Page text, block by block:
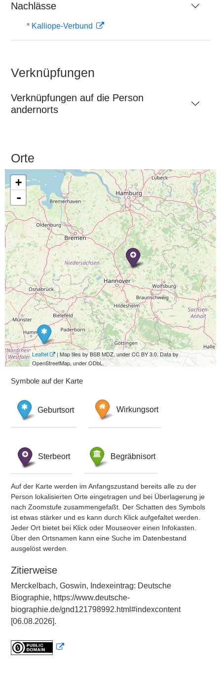
Nachlässe
* Kalliope-Verbund
Verknüpfungen
Verknüpfungen auf die Person
andernorts
Orte
+
-
Leaflet
| Map tiles by BSB MDZ, under CC BY 3.0. Data by
OpenStreetMap, under ODbL.
Symbole auf der Karte
Geburtsort Wirkungsort
Sterbeort Begräbnisort
Auf der Karte werden im Anfangszustand bereits alle zu der
Person lokalisierten Orte eingetragen und bei Überlagerung je
nach Zoomstufe zusammengefaßt. Der Schatten des Symbols
ist etwas stärker und es kann durch Klick aufgefaltet werden.
Jeder Ort bietet bei Klick oder Mouseover einen Infokasten.
Über den Ortsnamen kann eine Suche im Datenbestand
ausgelöst werden.
Zitierweise
Merckelbach, Goswin, Indexeintrag: Deutsche
Biographie, https://www.deutsche-
biographie.de/gnd121798992.html#indexcontent
[06.08.2026].